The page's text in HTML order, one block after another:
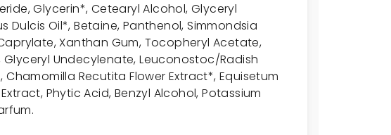
Glycerin*, Cetearyl Alcohol, Glyceryl
Dulcis Oil*, Betaine, Panthenol, Simmondsia
Xanthan Gum, Tocopheryl Acetate,
Undecylenate, Leuconostoc/Radish
Chamomilla Recutita Flower Extract*, Equisetum
Phytic Acid, Benzyl Alcohol, Potassium